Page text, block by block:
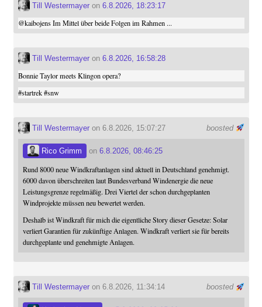
Till Westermayeron 6.8.2026, 18:23:17
@kaibojensIm Mittel über beide Folgen im Rahmen ...
Till Westermayeron 6.8.2026, 16:58:28
Bonnie Taylor meets Klingon opera?
#startrek #snw
boosted
Till Westermayeron 6.8.2026, 15:07:27
Rico Grimm on 6.8.2026, 08:46:25
Rund 8000 neue Windkraftanlagen sind aktuell in Deutschland genehmigt.
6000 davon überschreiten laut Bundesverband Windenergie die neue
Leistungsgrenze regelmäßig. Drei Viertel der schon durchgeplanten
Windprojekte müssen neu bewertet werden.
Deshalb ist Windkraft für mich die eigentliche Story dieser Gesetze: Solar
verliert Garantien für zukünftige Anlagen. Windkraft verliert sie für bereits
durchgeplante und genehmigte Anlagen.
boosted
Till Westermayeron 6.8.2026, 11:34:14